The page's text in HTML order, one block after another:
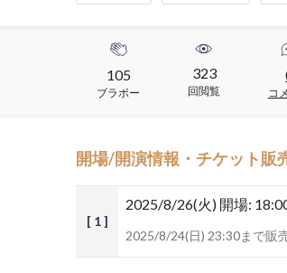
105
ブラボー
323
回閲覧 コ
開場/開演情報・チケット販
[ 1 ]
2025/8/26(火) 開場:
2025/8/24(日) 23:30まで販